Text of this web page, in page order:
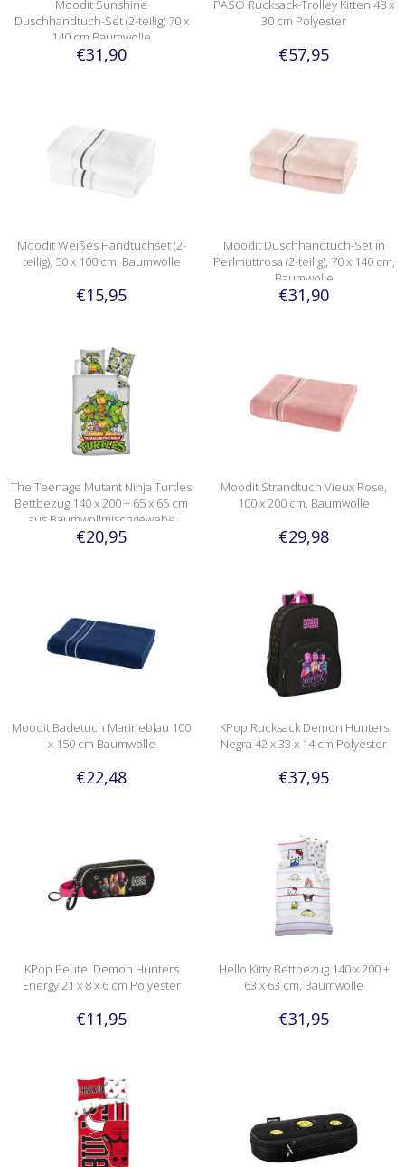
Moodit Sunshine
Duschhandtuch-Set (2-teilig) 70 x
140 cm Baumwolle
€31,90
PASO Rucksack-Trolley Kitten 48 x
30 cm Polyester
€57,95
Moodit Weißes Handtuchset (2-
teilig), 50 x 100 cm, Baumwolle
€15,95
Moodit Duschhandtuch-Set in
Perlmuttrosa (2-teilig), 70 x 140 cm,
Baumwolle
€31,90
The Teenage Mutant Ninja Turtles
Bettbezug 140 x 200 + 65 x 65 cm
aus Baumwollmischgewebe
€20,95
Moodit Strandtuch Vieux Rose,
100 x 200 cm, Baumwolle
€29,98
Moodit Badetuch Marineblau 100
x 150 cm Baumwolle
€22,48
KPop Rucksack Demon Hunters
Negra 42 x 33 x 14 cm Polyester
€37,95
KPop Beutel Demon Hunters
Energy 21 x 8 x 6 cm Polyester
€11,95
Hello Kitty Bettbezug 140 x 200 +
63 x 63 cm, Baumwolle
€31,95